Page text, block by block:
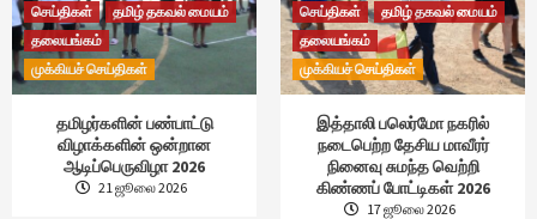
செய்திகள்
தமிழ் தகவல் மையம்
தலையங்கம்
முக்கியச் செய்திகள்
தமிழர்களின் பண்பாட்டு
விழாக்களின் ஒன்றான
ஆடிப்பெருவிழா 2026
21 ஜூலை 2026
செய்திகள்
தமிழ் தகவல் மையம்
தலையங்கம்
முக்கியச் செய்திகள்
இத்தாலி பலெர்மோ நகரில்
நடைபெற்ற தேசிய மாவீரர்
நினைவு சுமந்த வெற்றி
கிண்ணப் போட்டிகள் 2026
17 ஜூலை 2026